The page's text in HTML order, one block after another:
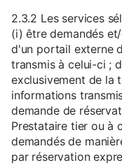
2.3.2 Les services
(i) être demandés
d'un portail externe
transmis à celui-ci ;
exclusivement de la
informations
demande de
Prestataire tier ou à
demandés de
par réservation